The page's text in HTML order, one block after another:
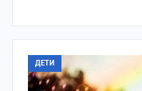
ДЕТИ